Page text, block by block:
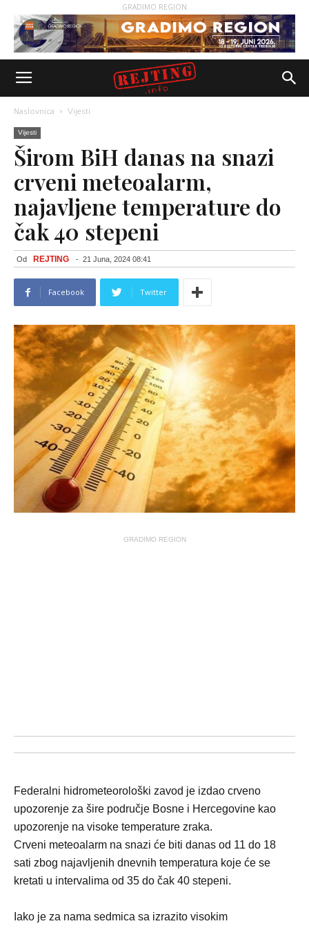
GRADIMO REGION
Naslovnica Vijesti
Vijesti
Širom BiH danas na snazi
crveni meteoalarm,
najavljene temperature do
čak 40 stepeni
Od REJTING - 21 Juna, 2024 08:41
Facebook Twitter
GRADIMO REGION
Federalni hidrometeorološki zavod je izdao crveno
upozorenje za šire područje Bosne i Hercegovine kao
upozorenje na visoke temperature zraka.
Crveni meteoalarm na snazi će biti danas od 11 do 18
sati zbog najavljenih dnevnih temperatura koje će se
kretati u intervalima od 35 do čak 40 stepeni.
Iako je za nama sedmica sa izrazito visokim